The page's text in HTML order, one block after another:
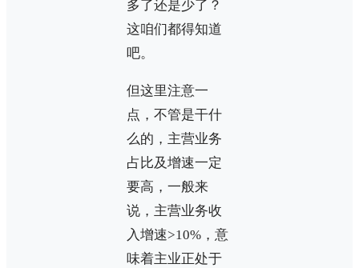
多了还是少了？
这咱们都得知道
吧。
但这里注意一
点，不管是干什
么的，主营业务
占比及增速一定
要高，一般来
说，主营业务收
入增速>10%，意
味着主业正处于